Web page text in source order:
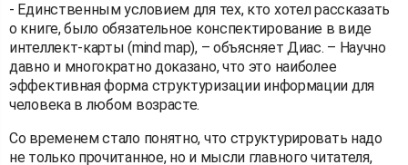
- Единственным условием для тех, кто хотел рассказать
о книге, было обязательное конспектирование в виде
интеллект-карты (mind map), – объясняет Диас. – Научно
давно и многократно доказано, что это наиболее
эффективная форма структуризации информации для
человека в любом возрасте.
Со временем стало понятно, что структурировать надо
не только прочитанное, но и мысли главного читателя,